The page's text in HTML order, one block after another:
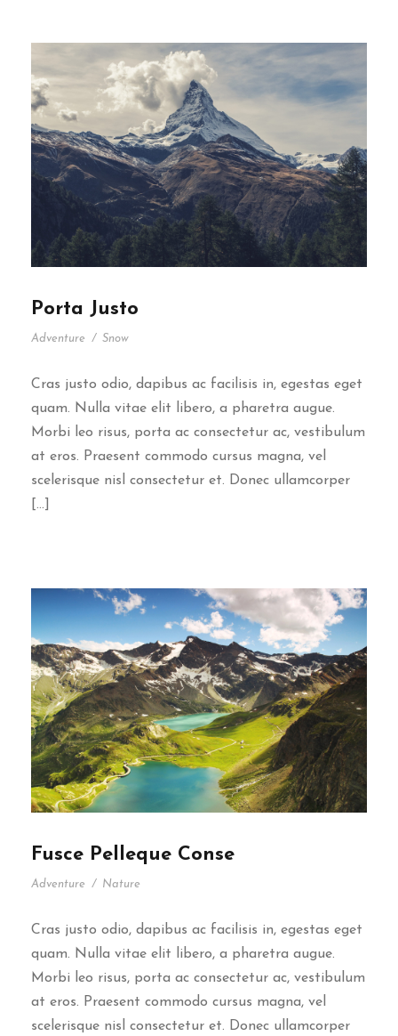
Porta Justo
Adventure / Snow
Cras justo odio, dapibus ac facilisis in, egestas eget
quam. Nulla vitae elit libero, a pharetra augue.
Morbi leo risus, porta ac consectetur ac, vestibulum
at eros. Praesent commodo cursus magna, vel
scelerisque nisl consectetur et. Donec ullamcorper
[…]
Fusce Pelleque Conse
Adventure / Nature
Cras justo odio, dapibus ac facilisis in, egestas eget
quam. Nulla vitae elit libero, a pharetra augue.
Morbi leo risus, porta ac consectetur ac, vestibulum
at eros. Praesent commodo cursus magna, vel
scelerisque nisl consectetur et. Donec ullamcorper